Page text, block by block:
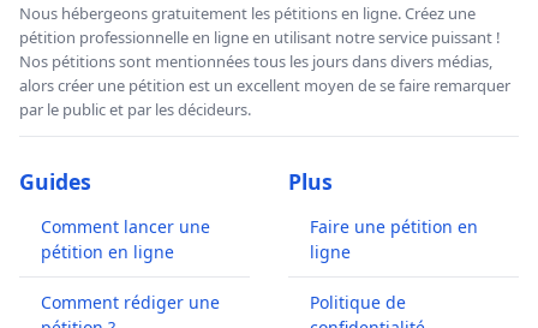
Nous hébergeons gratuitement les pétitions en ligne. Créez une
pétition professionnelle en ligne en utilisant notre service puissant !
Nos pétitions sont mentionnées tous les jours dans divers médias,
alors créer une pétition est un excellent moyen de se faire remarquer
par le public et par les décideurs.
Guides
Comment lancer une
pétition en ligne
Comment rédiger une
Plus
Faire une pétition en
ligne
Politique de